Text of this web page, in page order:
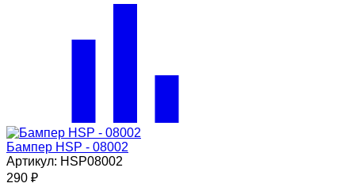
Бампер HSP - 08002
Артикул: HSP08002
290 ₽